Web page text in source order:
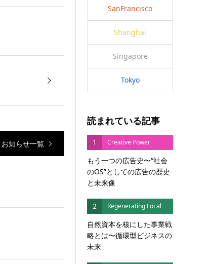
お知らせ一覧
SanFrancisco
Shanghai
Singapore
Tokyo
読まれている記事
1 Creative Power
もう一つの広告史〜“社会
のOS”としての広告の歴史
と未来像
2 Regenerating Local
自然資本を核にした事業戦
略とは〜循環型ビジネスの
未来